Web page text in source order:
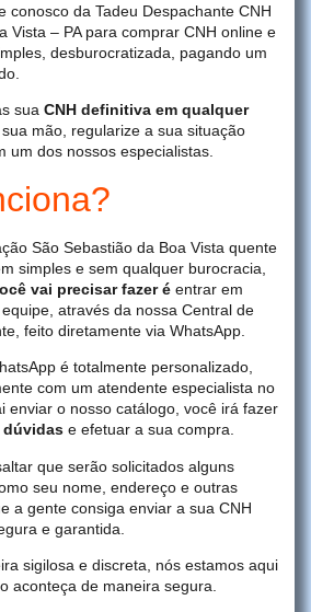
conosco da Tadeu Despachante CNH
Vista – PA para comprar CNH online e
desburocratizada, pagando um
sua CNH definitiva em qualquer
mão, regularize a sua situação
um dos nossos especialistas.
São Sebastião da Boa Vista quente
simples e sem qualquer burocracia,
vai precisar fazer é entrar em
através da nossa Central de
feito diretamente via WhatsApp.
é totalmente personalizado,
com um atendente especialista no
enviar o nosso catálogo, você irá fazer
dúvidas e efetuar a sua compra.
que serão solicitados alguns
seu nome, endereço e outras
a gente consiga enviar a sua CNH
e garantida.
sigilosa e discreta, nós estamos aqui
aconteça de maneira segura.